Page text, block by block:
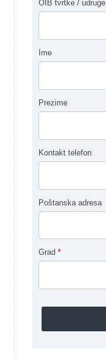
OIB tvrtke / udruge
Ime
Prezime
Kontakt telefon
Poštanska adresa
Grad *